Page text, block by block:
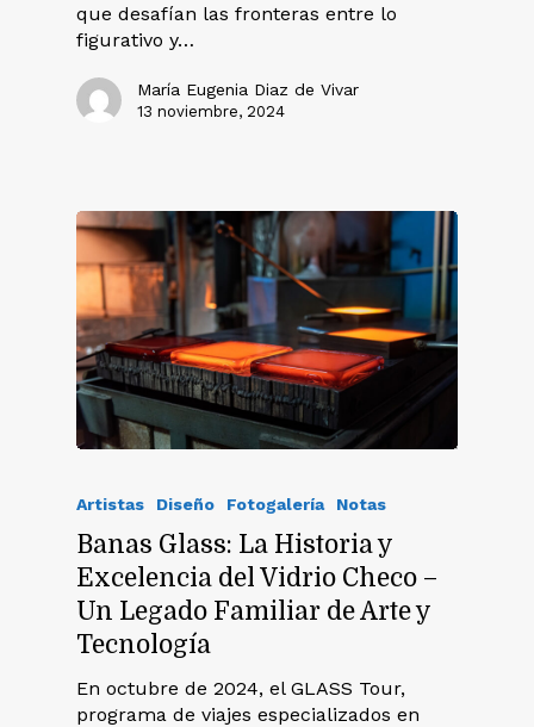
que desafían las fronteras entre lo
figurativo y…
María Eugenia Diaz de Vivar
13 noviembre, 2024
Artistas Diseño Fotogalería Notas
Banas Glass: La Historia y
Excelencia del Vidrio Checo –
Un Legado Familiar de Arte y
Tecnología
En octubre de 2024, el GLASS Tour,
programa de viajes especializados en